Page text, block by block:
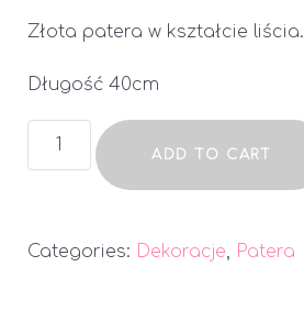
Złota patera w kształcie liścia.
Długość 40cm
Patera
quantity
ADD TO CART
Categories: Dekoracje, Patera